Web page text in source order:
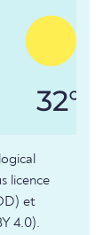
32°
licence
et
4.0).